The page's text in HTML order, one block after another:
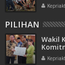
PILIHAN
Wakil